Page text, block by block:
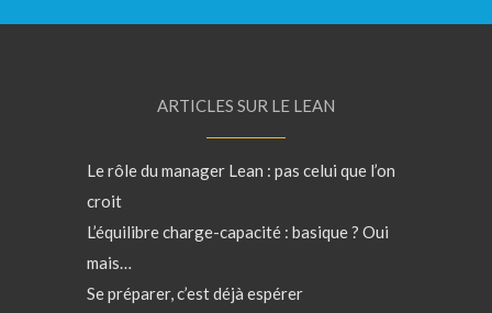
ARTICLES SUR LE LEAN
Le rôle du manager Lean : pas celui que l’on
croit
L’équilibre charge-capacité : basique ? Oui
mais…
Se préparer, c’est déjà espérer